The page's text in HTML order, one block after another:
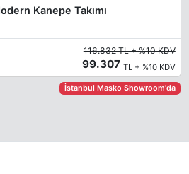
Kanepe Takımı
116.832 TL + %10 KDV
99.307 TL + %10 KDV
İstanbul Masko Showroom'da